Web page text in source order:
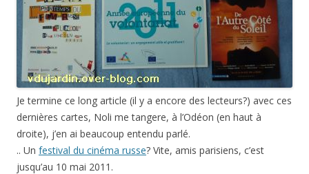
Je termine ce long article (il y a encore des lecteurs?) avec ces
dernières cartes, Noli me tangere, à l’Odéon (en haut à
droite), j’en ai beaucoup entendu parlé.
.. Un festival du cinéma russe? Vite, amis parisiens, c’est
jusqu’au 10 mai 2011.